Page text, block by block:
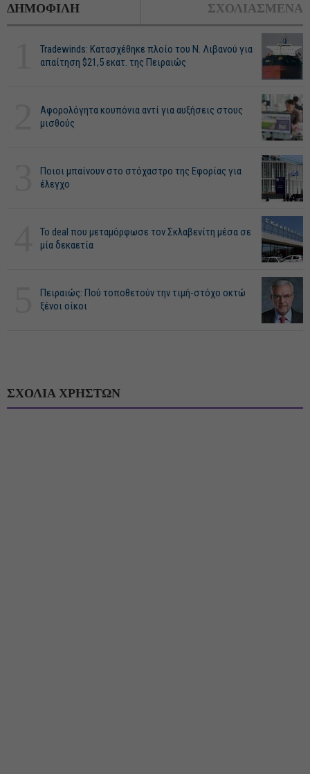
ΔΗΜΟΦΙΛΗ ΣΧΟΛΙΑΣΜΕΝΑ
Tradewinds: Κατασχέθηκε πλοίο του Ν. Λιβανού για
απαίτηση $21,5 εκατ. της Πειραιώς
Αφορολόγητα κουπόνια αντί για αυξήσεις στους
μισθούς
Ποιοι μπαίνουν στο στόχαστρο της Εφορίας για
έλεγχο
Το deal που μεταμόρφωσε τον Σκλαβενίτη μέσα σε
μία δεκαετία
Πειραιώς: Πού τοποθετούν την τιμή-στόχο οκτώ
ξένοι οίκοι
ΣΧΟΛΙΑ ΧΡΗΣΤΩΝ